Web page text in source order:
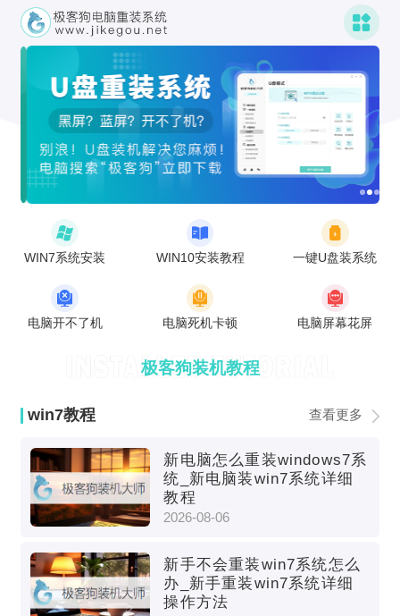
WIN7系统安装 WIN10安装教程 一键U盘装系统
电脑开不了机 电脑死机卡顿 电脑屏幕花屏
极客狗装机教程
win7教程 查看更多
新电脑怎么重装windows7系
统_新电脑装win7系统详细
教程
2026-08-06
新手不会重装win7系统怎么
办_新手重装win7系统详细
操作方法